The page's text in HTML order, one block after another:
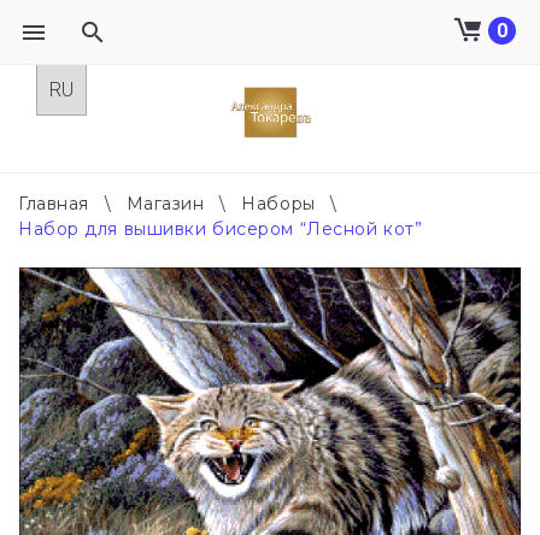
0
Главная \ Магазин \ Наборы
\
Набор для вышивки бисером “Лесной кот”